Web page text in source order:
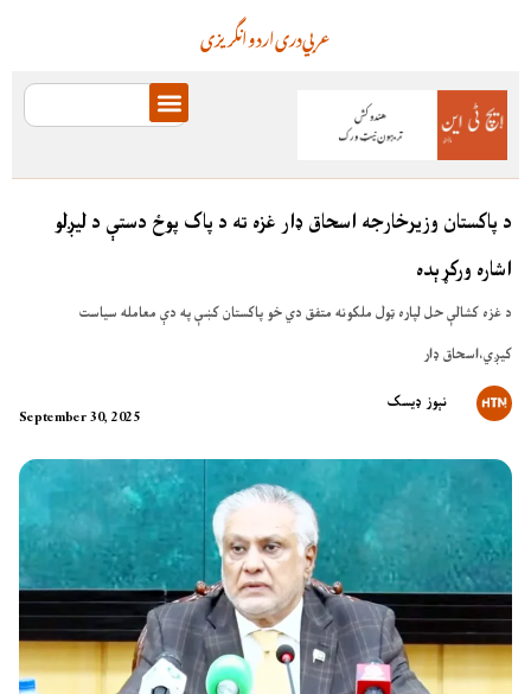
انگریزیاردودریعربي
د پاکستان وزيرخارجه اسحاق ډار غزه ته د پاک پوځ دستې د ليږلو
اشاره ورکړېده
د غزه کشالې حل لپاره ټول ملکونه متفق دي خو پاکستان کښې په دې معامله سياست
کيږي،اسحاق ډار
September 30, 2025
نېوز ډیسک